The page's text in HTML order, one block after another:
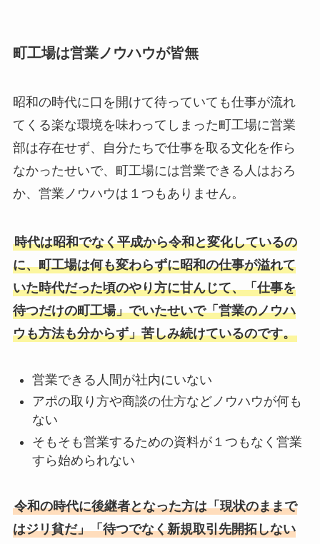
町工場は営業ノウハウが皆無
昭和の時代に口を開けて待っていても仕事が流れ
てくる楽な環境を味わってしまった町工場に営業
部は存在せず、自分たちで仕事を取る文化を作ら
なかったせいで、町工場には営業できる人はおろ
か、営業ノウハウは１つもありません。
時代は昭和でなく平成から令和と変化しているの
に、町工場は何も変わらずに昭和の仕事が溢れて
いた時代だった頃のやり方に甘んじて、「仕事を
待つだけの町工場」でいたせいで「営業のノウハ
ウも方法も分からず」苦しみ続けているのです。
営業できる人間が社内にいない
アポの取り方や商談の仕方などノウハウが何も
ない
そもそも営業するための資料が１つもなく営業
すら始められない
令和の時代に後継者となった方は「現状のままで
はジリ貧だ」「待つでなく新規取引先開拓しない